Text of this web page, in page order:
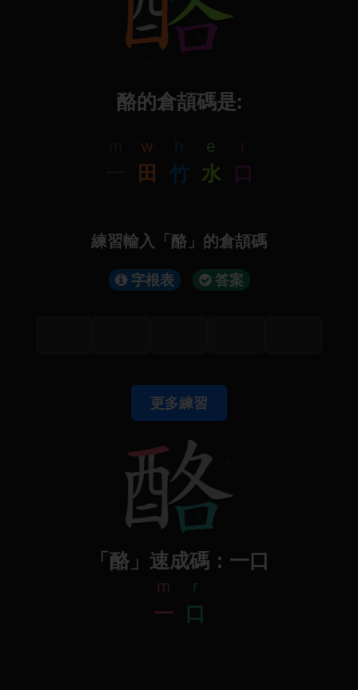
酪的倉頡碼是:
w
田
h
竹
e
水
r
口
練習輸入「酪」的倉頡碼
字根表 答案
更多練習
「酪」速成碼：一口
m
一
r
口